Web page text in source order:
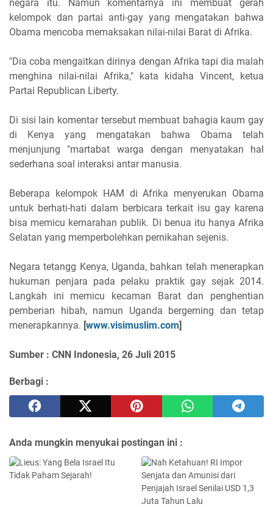
negara itu. Namun komentarnya ini membuat gerah
kelompok dan partai anti-gay yang mengatakan bahwa
Obama mencoba memaksakan nilai-nilai Barat di Afrika.
"Dia coba mengaitkan dirinya dengan Afrika tapi dia malah
menghina nilai-nilai Afrika," kata kidaha Vincent, ketua
Partai Republican Liberty.
Di sisi lain komentar tersebut membuat bahagia kaum gay
di Kenya yang mengatakan bahwa Obama telah
menjunjung "martabat warga dengan menyatakan hal
sederhana soal interaksi antar manusia.
Beberapa kelompok HAM di Afrika menyerukan Obama
untuk berhati-hati dalam berbicara terkait isu gay karena
bisa memicu kemarahan publik. Di benua itu hanya Afrika
Selatan yang memperbolehkan pernikahan sejenis.
Negara tetangg Kenya, Uganda, bahkan telah menerapkan
hukuman penjara pada pelaku praktik gay sejak 2014.
Langkah ini memicu kecaman Barat dan penghentian
pemberian hibah, namun Uganda bergeming dan tetap
menerapkannya. [www.visimuslim.com]
Sumber : CNN Indonesia, 26 Juli 2015
Berbagi :
Anda mungkin menyukai postingan ini :